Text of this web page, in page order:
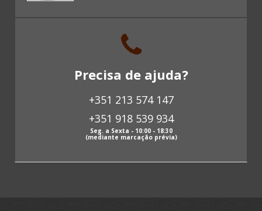
Revistas antigas (0)
Papeis antigos (63)
Fotografias antigas (3)
Precisa de ajuda?
+351 213 574 147
+351 918 539 934
Seg. a Sexta - 10:00 - 18:30
(mediante marcação prévia)